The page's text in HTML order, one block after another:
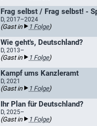
D, 2017–2024
(Gast in 1 Folge)
Wie geht's, Deutschland?
D, 2013–
(Gast in 1 Folge)
Kampf ums Kanzleramt
D, 2021
(Gast in 1 Folge)
Ihr Plan für Deutschland?
D, 2025–
(Gast in 1 Folge)